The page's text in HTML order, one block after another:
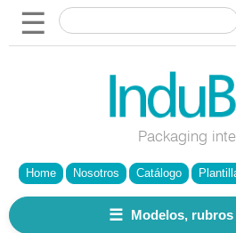
☰
Packaging
Home Nosotros Catálogo
☰ Modelos,